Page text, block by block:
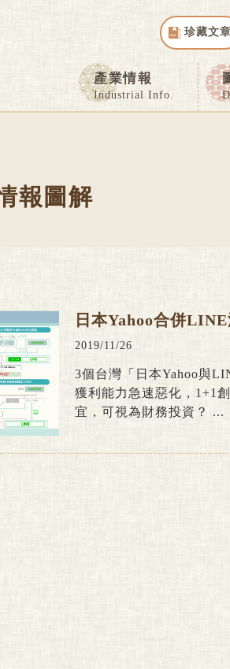
珍藏文章
產業情報
Industrial Info.
報圖解
日本Yahoo合併
2019/11/26
3個台灣「日本Yahoo與
獲利能力急速惡化，1+1
宜，可視為財務投資？ ...